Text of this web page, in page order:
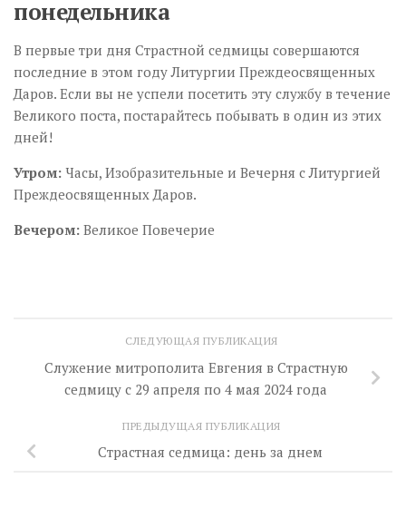
понедельника
В первые три дня Страстной седмицы совершаются
последние в этом году Литургии Преждеосвященных
Даров. Если вы не успели посетить эту службу в течение
Великого поста, постарайтесь побывать в один из этих
дней!
Утром: Часы, Изобразительные и Вечерня с Литургией
Преждеосвященных Даров.
Вечером: Великое Повечерие
СЛЕДУЮЩАЯ ПУБЛИКАЦИЯ
Служение митрополита Евгения в Страстную
седмицу с 29 апреля по 4 мая 2024 года
ПРЕДЫДУЩАЯ ПУБЛИКАЦИЯ
Страстная седмица: день за днем